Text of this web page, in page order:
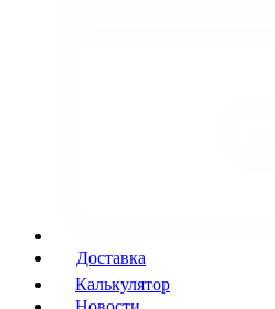
Доставка
Калькулятор